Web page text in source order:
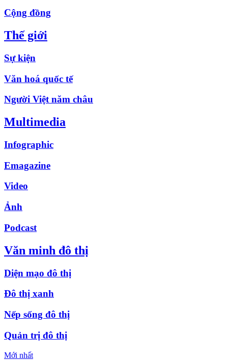
Cộng đồng
Thế giới
Sự kiện
Văn hoá quốc tế
Người Việt năm châu
Multimedia
Infographic
Emagazine
Video
Ảnh
Podcast
Văn minh đô thị
Diện mạo đô thị
Đô thị xanh
Nếp sống đô thị
Quản trị đô thị
Mới nhất